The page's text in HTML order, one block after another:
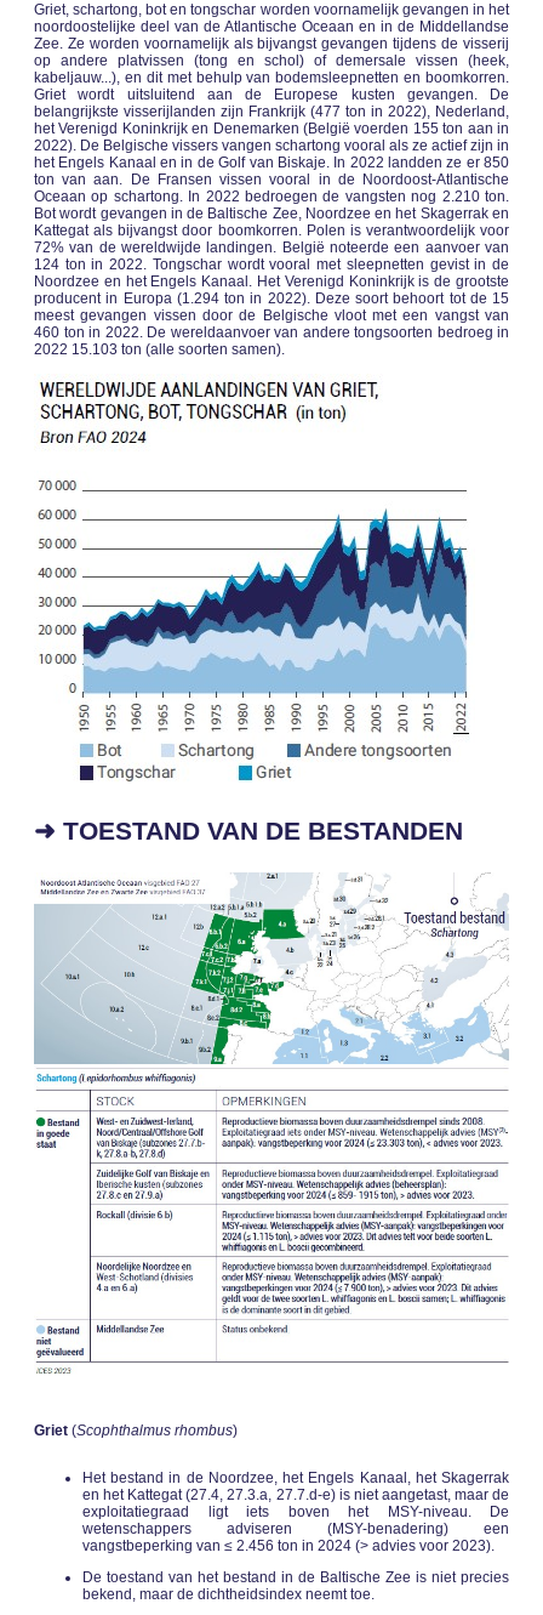
Griet, schartong, bot en tongschar worden voornamelijk gevangen in het
noordoostelijke deel van de Atlantische Oceaan en in de Middellandse
Zee. Ze worden voornamelijk als bijvangst gevangen tijdens de visserij
op andere platvissen (tong en schol) of demersale vissen (heek,
kabeljauw...), en dit met behulp van bodemsleepnetten en boomkorren.
Griet wordt uitsluitend aan de Europese kusten gevangen. De
belangrijkste visserijlanden zijn Frankrijk (477 ton in 2022), Nederland,
het Verenigd Koninkrijk en Denemarken (België voerden 155 ton aan in
2022). De Belgische vissers vangen schartong vooral als ze actief zijn in
het Engels Kanaal en in de Golf van Biskaje. In 2022 landden ze er 850
ton van aan. De Fransen vissen vooral in de Noordoost-Atlantische
Oceaan op schartong. In 2022 bedroegen de vangsten nog 2.210 ton.
Bot wordt gevangen in de Baltische Zee, Noordzee en het Skagerrak en
Kattegat als bijvangst door boomkorren. Polen is verantwoordelijk voor
72% van de wereldwijde landingen. België noteerde een aanvoer van
124 ton in 2022. Tongschar wordt vooral met sleepnetten gevist in de
Noordzee en het Engels Kanaal. Het Verenigd Koninkrijk is de grootste
producent in Europa (1.294 ton in 2022). Deze soort behoort tot de 15
meest gevangen vissen door de Belgische vloot met een vangst van
460 ton in 2022. De wereldaanvoer van andere tongsoorten bedroeg in
2022 15.103 ton (alle soorten samen).
➜ TOESTAND VAN DE BESTANDEN
Griet (Scophthalmus rhombus)
Het bestand in de Noordzee, het Engels Kanaal, het Skagerrak
en het Kattegat (27.4, 27.3.a, 27.7.d-e) is niet aangetast, maar de
exploitatiegraad ligt iets boven het MSY-niveau. De
wetenschappers adviseren (MSY-benadering) een
vangstbeperking van ≤ 2.456 ton in 2024 (> advies voor 2023).
De toestand van het bestand in de Baltische Zee is niet precies
bekend, maar de dichtheidsindex neemt toe.